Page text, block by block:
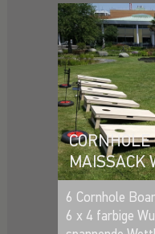
MAISSACK
6 Cornhole
6 x 4 farbige